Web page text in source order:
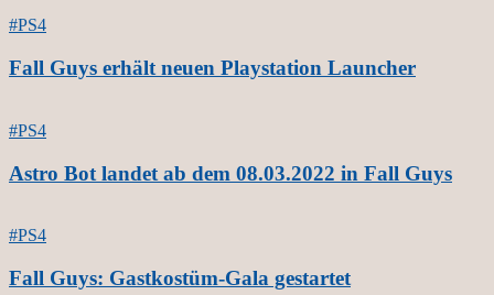
#PS4
Fall Guys erhält neuen Playstation Launcher
#PS4
Astro Bot landet ab dem 08.03.2022 in Fall Guys
#PS4
Fall Guys: Gastkostüm-Gala gestartet